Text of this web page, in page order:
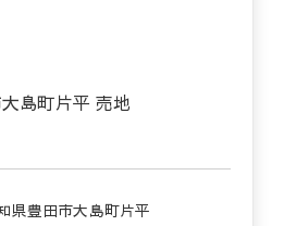
島町片平 売地
県豊田市大島町片平